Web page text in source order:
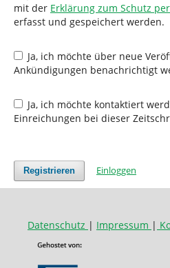
mit der Erklärung zum Schutz
erfasst und gespeichert werden.
Ankündigungen benachrichtigt
Einreichungen bei dieser
Registrieren Einloggen
Datenschutz | Impressum |